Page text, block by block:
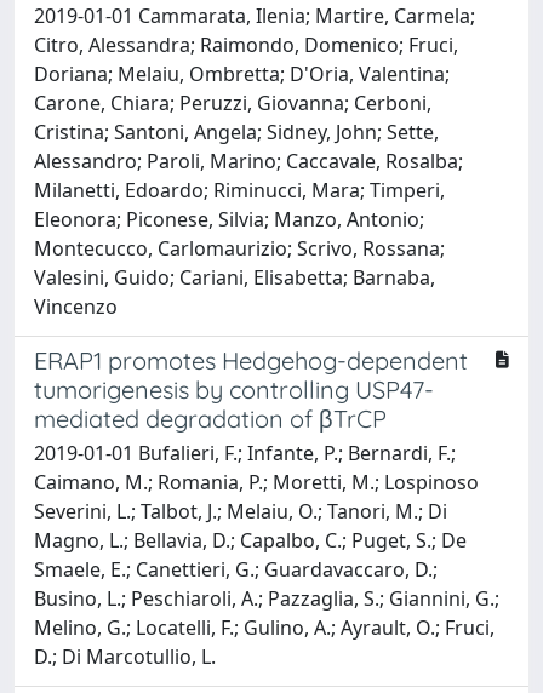
2019-01-01 Cammarata, Ilenia; Martire, Carmela;
Citro, Alessandra; Raimondo, Domenico; Fruci,
Doriana; Melaiu, Ombretta; D'Oria, Valentina;
Carone, Chiara; Peruzzi, Giovanna; Cerboni,
Cristina; Santoni, Angela; Sidney, John; Sette,
Alessandro; Paroli, Marino; Caccavale, Rosalba;
Milanetti, Edoardo; Riminucci, Mara; Timperi,
Eleonora; Piconese, Silvia; Manzo, Antonio;
Montecucco, Carlomaurizio; Scrivo, Rossana;
Valesini, Guido; Cariani, Elisabetta; Barnaba,
Vincenzo
ERAP1 promotes Hedgehog-dependent
tumorigenesis by controlling USP47-
mediated degradation of βTrCP
2019-01-01 Bufalieri, F.; Infante, P.; Bernardi, F.;
Caimano, M.; Romania, P.; Moretti, M.; Lospinoso
Severini, L.; Talbot, J.; Melaiu, O.; Tanori, M.; Di
Magno, L.; Bellavia, D.; Capalbo, C.; Puget, S.; De
Smaele, E.; Canettieri, G.; Guardavaccaro, D.;
Busino, L.; Peschiaroli, A.; Pazzaglia, S.; Giannini, G.;
Melino, G.; Locatelli, F.; Gulino, A.; Ayrault, O.; Fruci,
D.; Di Marcotullio, L.